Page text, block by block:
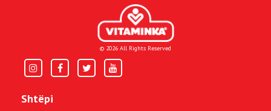
© 2026 All Rights Reserved
Shtëpi